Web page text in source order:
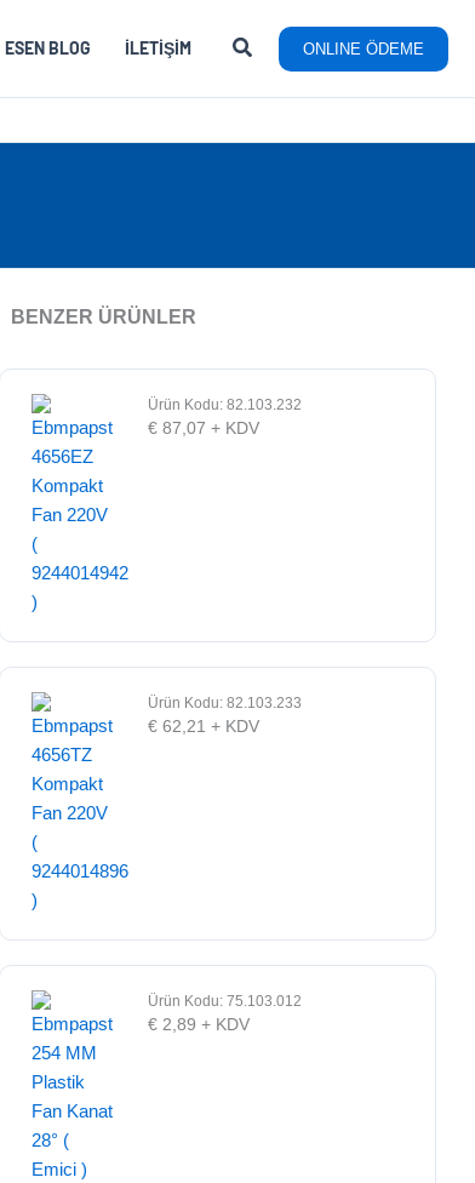
ESEN BLOG İLETIŞIM ONLINE ÖDEME
BENZER ÜRÜNLER
Ürün Kodu: 82.103.232
€87,07 + KDV
Ürün Kodu: 82.103.233
€62,21 + KDV
Ürün Kodu: 75.103.012
€2,89 + KDV